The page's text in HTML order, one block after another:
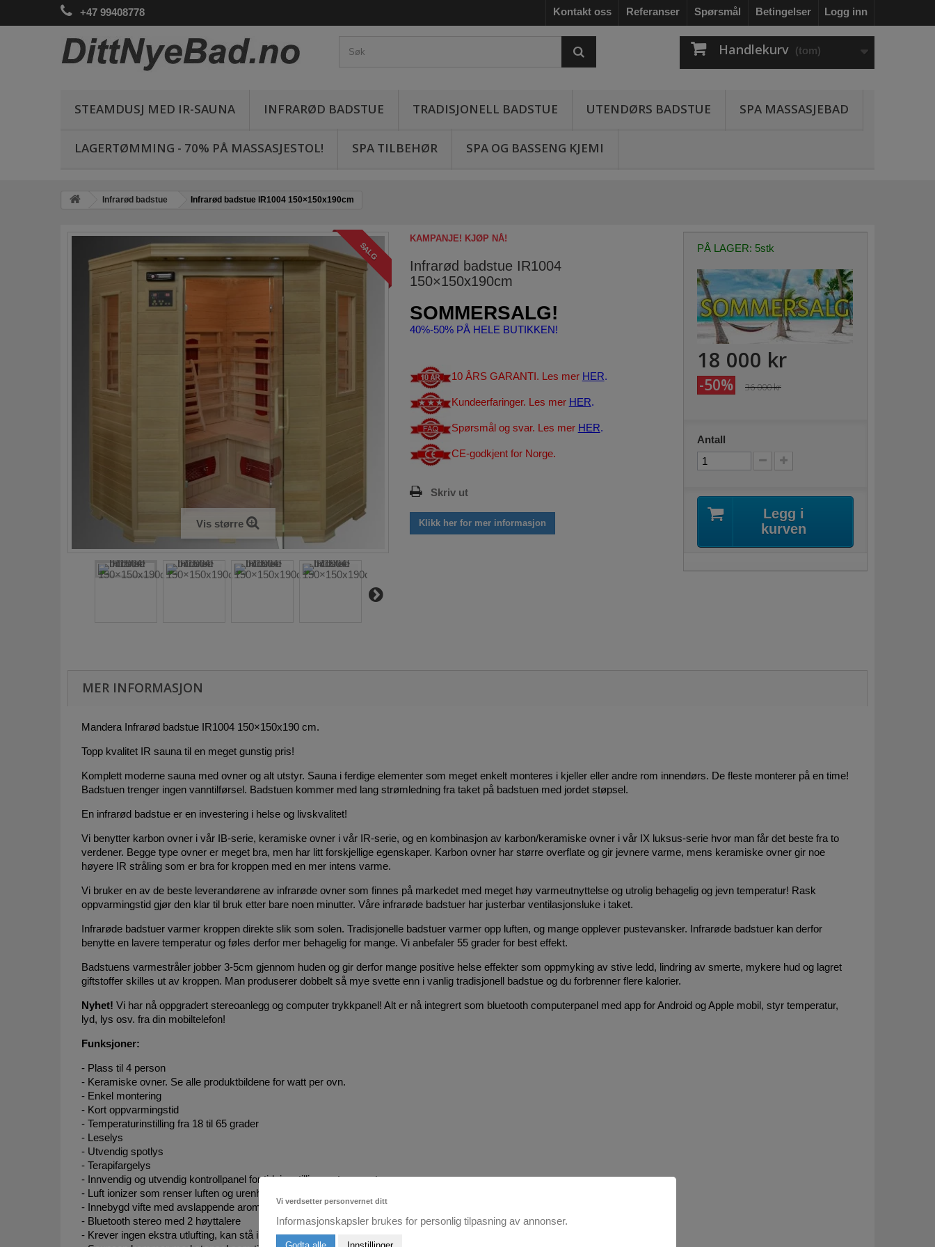
Logg inn
Betingelser
Spørsmål
Referanser
Kontakt oss
+47 99408778
Handlekurv (tom)
STEAMDUSJ MED IR-SAUNA INFRARØD BADSTUE TRADISJONELL BADSTUE UTENDØRS BADSTUE SPA MASSASJEBAD
LAGERTØMMING - 70% PÅ MASSASJESTOL! SPA TILBEHØR SPA OG BASSENG KJEMI
Infrarød badstue Infrarød badstue IR1004 150×150x190cm
SALG
Vis større
KAMPANJE! KJØP NÅ!
Infrarød badstue IR1004
150×150x190cm
SOMMERSALG!
40%-50% PÅ HELE BUTIKKEN!
10 ÅRS GARANTI. Les mer HER.
Kundeerfaringer. Les mer HER.
Spørsmål og svar. Les mer HER.
CE-godkjent for Norge.
Skriv ut
Klikk her for mer informasjon
PÅ LAGER: 5stk
18 000 kr
-50% 36 000 kr
Antall
Legg i
kurven
MER INFORMASJON
Mandera Infrarød badstue IR1004 150×150x190 cm.
Topp kvalitet IR sauna til en meget gunstig pris!
Komplett moderne sauna med ovner og alt utstyr. Sauna i ferdige elementer som meget enkelt monteres i kjeller eller andre rom innendørs. De fleste monterer på en time!
Badstuen trenger ingen vanntilførsel. Badstuen kommer med lang strømledning fra taket på badstuen med jordet støpsel.
En infrarød badstue er en investering i helse og livskvalitet!
Vi benytter karbon ovner i vår IB-serie, keramiske ovner i vår IR-serie, og en kombinasjon av karbon/keramiske ovner i vår IX luksus-serie hvor man får det beste fra to
verdener. Begge type ovner er meget bra, men har litt forskjellige egenskaper. Karbon ovner har større overflate og gir jevnere varme, mens keramiske ovner gir noe
høyere IR stråling som er bra for kroppen med en mer intens varme.
Vi bruker en av de beste leverandørene av infrarøde ovner som finnes på markedet med meget høy varmeutnyttelse og utrolig behagelig og jevn temperatur! Rask
oppvarmingstid gjør den klar til bruk etter bare noen minutter. Våre infrarøde badstuer har justerbar ventilasjonsluke i taket.
Infrarøde badstuer varmer kroppen direkte slik som solen. Tradisjonelle badstuer varmer opp luften, og mange opplever pustevansker. Infrarøde badstuer kan derfor
benytte en lavere temperatur og føles derfor mer behagelig for mange. Vi anbefaler 55 grader for best effekt.
Badstuens varmestråler jobber 3-5cm gjennom huden og gir derfor mange positive helse effekter som oppmyking av stive ledd, lindring av smerte, mykere hud og lagret
giftstoffer skilles ut av kroppen. Man produserer dobbelt så mye svette enn i vanlig tradisjonell badstue og du forbrenner flere kalorier.
Nyhet! Vi har nå oppgradert stereoanlegg og computer trykkpanel! Alt er nå integrert som bluetooth computerpanel med app for Android og Apple mobil, styr temperatur,
lyd, lys osv. fra din mobiltelefon!
Funksjoner:
- Plass til 4 person
- Keramiske ovner. Se alle produktbildene for watt per ovn.
- Enkel montering
- Kort oppvarmingstid
- Temperaturinstilling fra 18 til 65 grader
- Leselys
- Utvendig spotlys
- Terapifargelys
- Innvendig og utvendig kontrollpanel for tidsinnstilling og temperatur
- Luft ionizer som renser luften og urenheter i badstuen
- Innebygd vifte med avslappende aromaterapi
- Bluetooth stereo med 2 høyttalere
- Krever ingen ekstra utlufting, kan stå i alle innerom
Vi verdsetter personvernet ditt
Informasjonskapsler brukes for personlig tilpasning av annonser.